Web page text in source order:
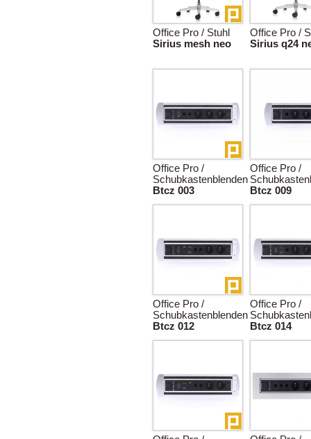
Office Pro / Stuhl
Sirius mesh neo
Office Pro /
Sirius q24
Office Pro /
Schubkastenblenden
Btcz 003
Office Pro /
Btcz 009
Office Pro /
Schubkastenblenden
Btcz 012
Office Pro /
Btcz 014